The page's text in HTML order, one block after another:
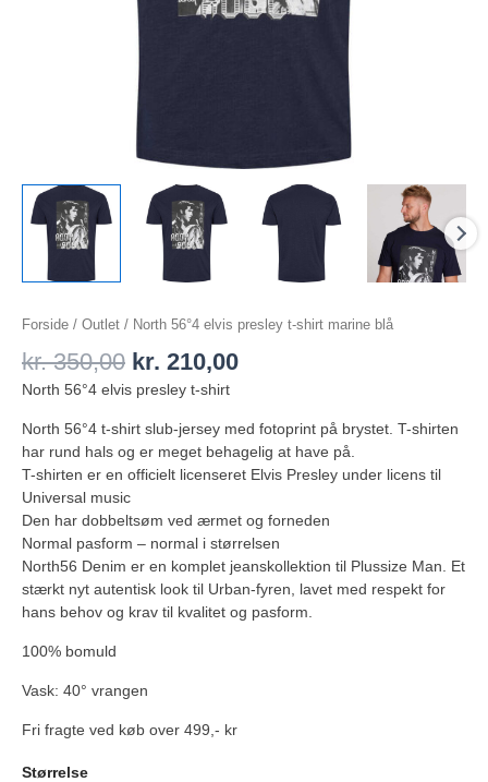
Forside / Outlet / North 56°4 elvis presley t-shirt marine blå
kr.350,00 kr. 210,00
North 56°4 elvis presley t-shirt
North 56°4 t-shirt slub-jersey med fotoprint på brystet. T-shirten
har rund hals og er meget behagelig at have på.
T-shirten er en officielt licenseret Elvis Presley under licens til
Universal music
Den har dobbeltsøm ved ærmet og forneden
Normal pasform – normal i størrelsen
North56 Denim er en komplet jeanskollektion til Plussize Man. Et
stærkt nyt autentisk look til Urban-fyren, lavet med respekt for
hans behov og krav til kvalitet og pasform.
100% bomuld
Vask: 40° vrangen
Fri fragte ved køb over 499,- kr
Størrelse